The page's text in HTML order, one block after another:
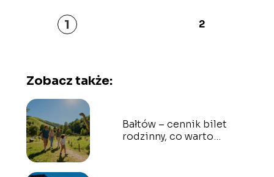
1 2
Zobacz także:
Bałtów – cennik bilet
rodzinny, co warto